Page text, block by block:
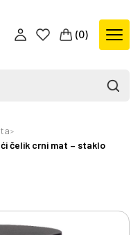
(0)
čelik crni mat – staklo